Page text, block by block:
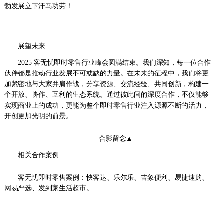
勃发展立下汗马功劳！
展望未来
2025 客无忧即时零售行业峰会圆满结束。我们深知，每一位合作
伙伴都是推动行业发展不可或缺的力量。在未来的征程中，我们将更
加紧密地与大家并肩作战，分享资源、交流经验、共同创新，构建一
个开放、协作、互利的生态系统。通过彼此间的深度合作，不仅能够
实现商业上的成功，更能为整个即时零售行业注入源源不断的活力，
开创更加光明的前景。
合影留念▲
相关合作案例
客无忧即时零售案例：快客达、乐尔乐、吉象便利、易捷速购、
网易严选、发到家生活超市。